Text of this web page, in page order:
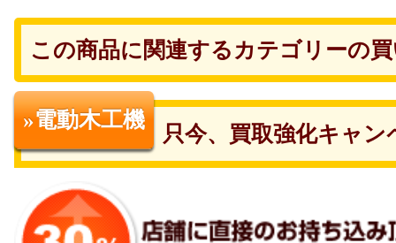
この商品に関連するカテゴリーの
»電動木工機
只今、買取強化キャン